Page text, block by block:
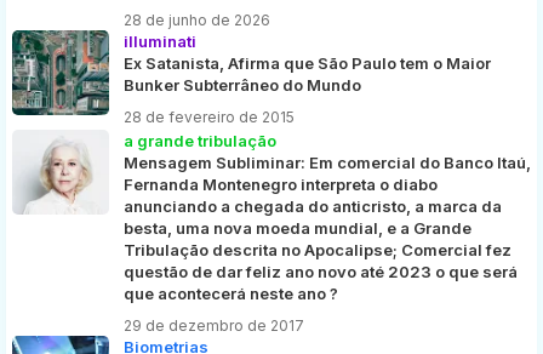
28 de junho de 2026
illuminati
Ex Satanista, Afirma que São Paulo tem o Maior
Bunker Subterrâneo do Mundo
28 de fevereiro de 2015
a grande tribulação
Mensagem Subliminar: Em comercial do Banco Itaú,
Fernanda Montenegro interpreta o diabo
anunciando a chegada do anticristo, a marca da
besta, uma nova moeda mundial, e a Grande
Tribulação descrita no Apocalipse; Comercial fez
questão de dar feliz ano novo até 2023 o que será
que acontecerá neste ano ?
29 de dezembro de 2017
Biometrias